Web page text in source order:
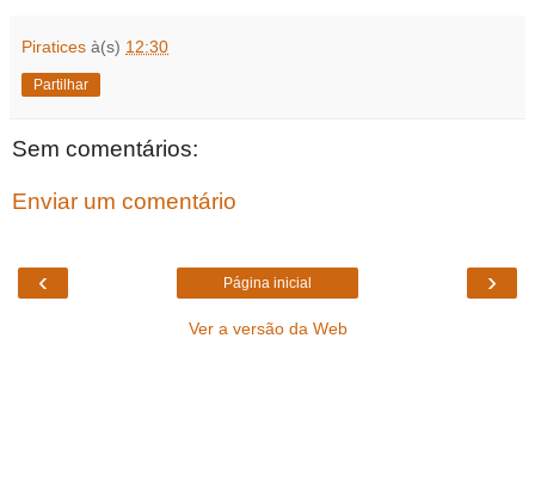
Piratices à(s) 12:30
Partilhar
Sem comentários:
Enviar um comentário
‹ ›
Página inicial
Ver a versão da Web